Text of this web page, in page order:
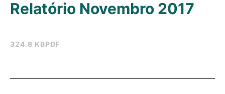
324.8 KBPDF
Relatório Novembro 2017